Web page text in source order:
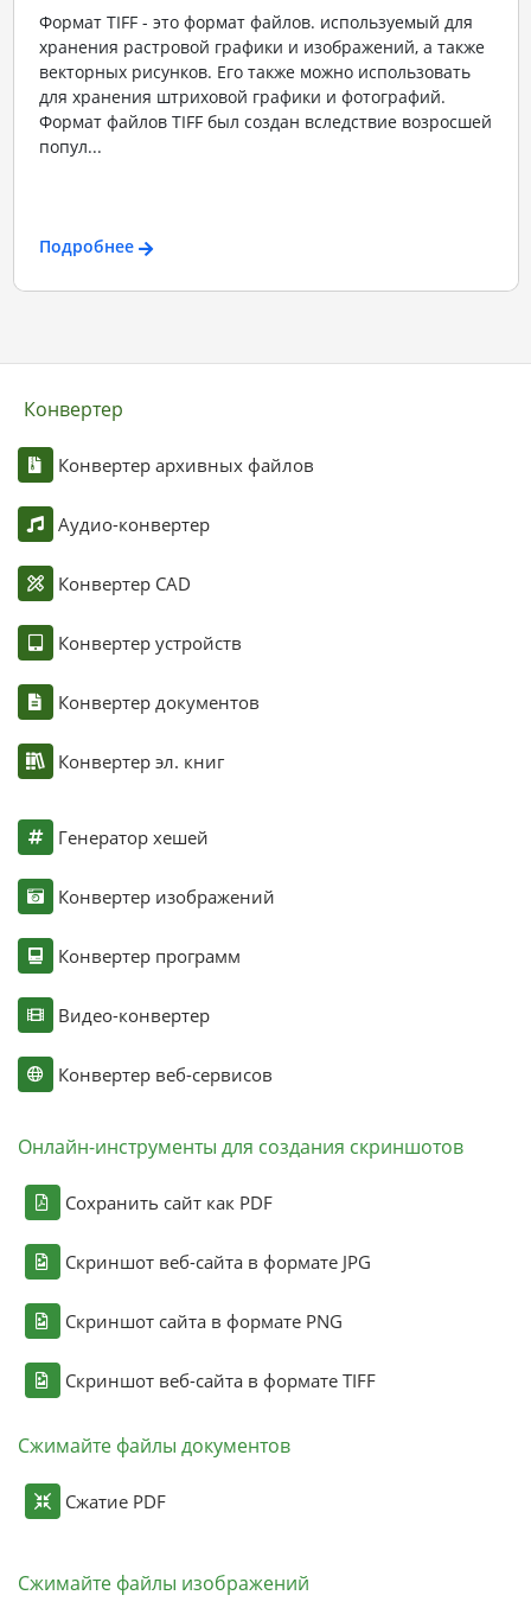
Формат TIFF - это формат файлов. используемый для
хранения растровой графики и изображений, а также
векторных рисунков. Его также можно использовать
для хранения штриховой графики и фотографий.
Формат файлов TIFF был создан вследствие возросшей
попул...
Подробнее
Конвертер
Конвертер архивных файлов
Аудио-конвертер
Конвертер CAD
Конвертер устройств
Конвертер документов
Конвертер эл. книг
Генератор хешей
Конвертер изображений
Конвертер программ
Видео-конвертер
Конвертер веб-сервисов
Онлайн-инструменты для создания скриншотов
Сохранить сайт как PDF
Скриншот веб-сайта в формате JPG
Скриншот сайта в формате PNG
Скриншот веб-сайта в формате TIFF
Сжимайте файлы документов
Сжатие PDF
Сжимайте файлы изображений